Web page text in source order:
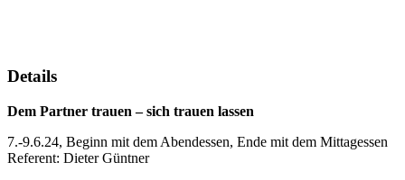
Details
Dem Partner trauen – sich trauen lassen
7.-9.6.24, Beginn mit dem Abendessen, Ende mit dem Mittagessen
Referent: Dieter Güntner